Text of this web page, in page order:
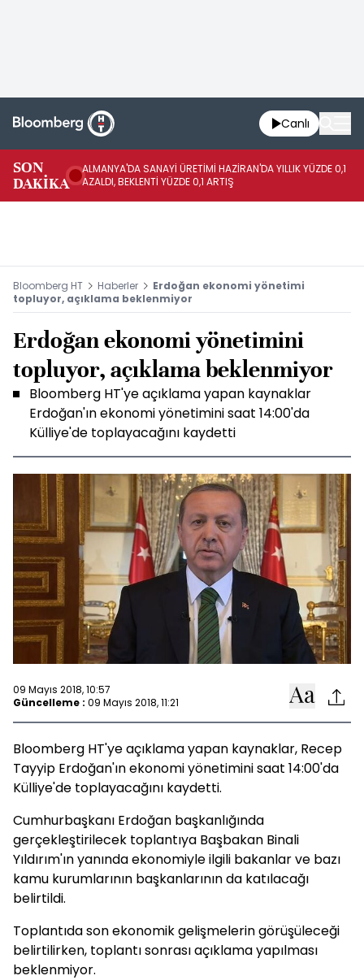
Canlı
SON
DAKİKA
ALMANYA'DA SANAYİ ÜRETİMİ HAZİRAN'DA YILLIK YÜZDE 0,1
AZALDI, BEKLENTİ YÜZDE 0,1 ARTIŞ
Bloomberg HT Haberler
Erdoğan ekonomi yönetimi
topluyor, açıklama beklenmiyor
Erdoğan ekonomi yönetimini
topluyor, açıklama beklenmiyor
Bloomberg HT'ye açıklama yapan kaynaklar
Erdoğan'ın ekonomi yönetimini saat 14:00'da
Külliye'de toplayacağını kaydetti
09 Mayıs 2018, 10:57
Güncelleme : 09 Mayıs 2018, 11:21
Bloomberg HT'ye açıklama yapan kaynaklar, Recep
Tayyip Erdoğan'ın ekonomi yönetimini saat 14:00'da
Külliye'de toplayacağını kaydetti.
Cumhurbaşkanı Erdoğan başkanlığında
gerçekleştirilecek toplantıya Başbakan Binali
Yıldırım'ın yanında ekonomiyle ilgili bakanlar ve bazı
kamu kurumlarının başkanlarının da katılacağı
belirtildi.
Toplantıda son ekonomik gelişmelerin görüşüleceği
belirtilirken, toplantı sonrası açıklama yapılması
beklenmiyor.